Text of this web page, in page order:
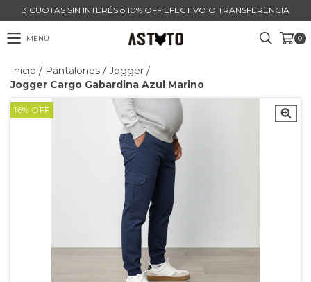
3 CUOTAS SIN INTERÉS ó 10% OFF EFECTIVO O TRANSFERENCIA
MENÚ 0
Inicio / Pantalones / Jogger /
Jogger Cargo Gabardina Azul Marino
16% OFF